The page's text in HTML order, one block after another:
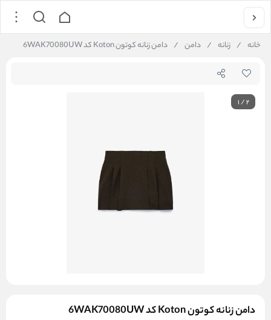
خانه / زنانه / دامن / دامن زنانه کوتون Koton کد 6WAK70080UW
1/2
دامن زنانه کوتون Koton کد 6WAK70080UW